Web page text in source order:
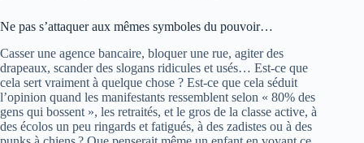
Ne pas s’attaquer aux mêmes symboles du pouvoir…
Casser une agence bancaire, bloquer une rue, agiter des
drapeaux, scander des slogans ridicules et usés… Est-ce que
cela sert vraiment à quelque chose ? Est-ce que cela séduit
l’opinion quand les manifestants ressemblent selon « 80% des
gens qui bossent », les retraités, et le gros de la classe active, à
des écolos un peu ringards et fatigués, à des zadistes ou à des